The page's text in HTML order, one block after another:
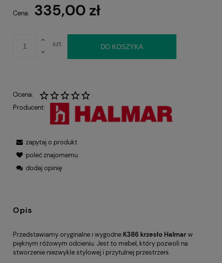
Cena: 335,00 zł
szt. DO KOSZYKA
Ocena:
Producent:
zapytaj o produkt
poleć znajomemu
dodaj opinię
Opis
Przedstawiamy oryginalne i wygodne K386 krzesło Halmarw
pięknym różowym odcieniu. Jest to mebel, który pozwoli na
stworzenie niezwykle stylowej i przytulnej przestrzeni.